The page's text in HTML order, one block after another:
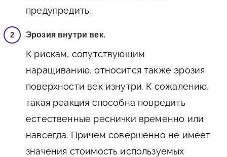
предупредить.
Эрозия внутри век.
К рискам, сопутствующим
наращиванию, относится также эрозия
поверхности век изнутри. К сожалению,
такая реакция способна повредить
естественные реснички временно или
навсегда. Причем совершенно не имеет
значения стоимость используемых